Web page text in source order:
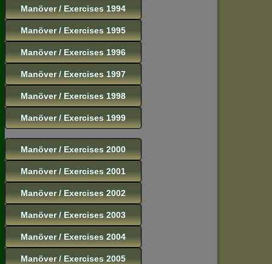
Manöver / Exercises 1994
Manöver / Exercises 1995
Manöver / Exercises 1996
Manöver / Exercises 1997
Manöver / Exercises 1998
Manöver / Exercises 1999
Manöver / Exercises 2000
Manöver / Exercises 2001
Manöver / Exercises 2002
Manöver / Exercises 2003
Manöver / Exercises 2004
Manöver / Exercises 2005